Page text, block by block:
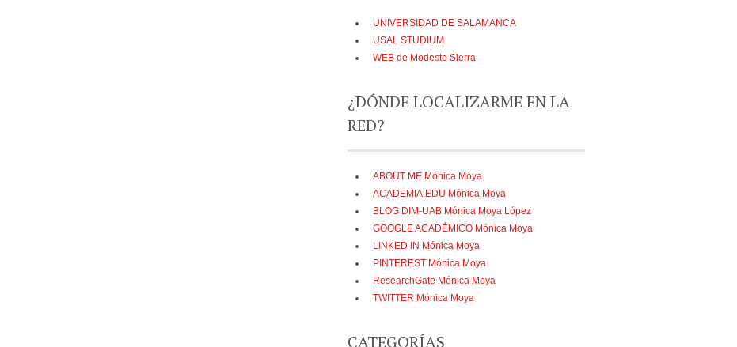
UNIVERSIDAD DE SALAMANCA
USAL STUDIUM
WEB de Modesto Sierra
¿DÓNDE LOCALIZARME EN LA
RED?
ABOUT ME Mónica Moya
ACADEMIA.EDU Mónica Moya
BLOG DIM-UAB Mónica Moya López
GOOGLE ACADÉMICO Mónica Moya
LINKED IN Mónica Moya
PINTEREST Mónica Moya
ResearchGate Mónica Moya
TWITTER Mónica Moya
CATEGORÍAS